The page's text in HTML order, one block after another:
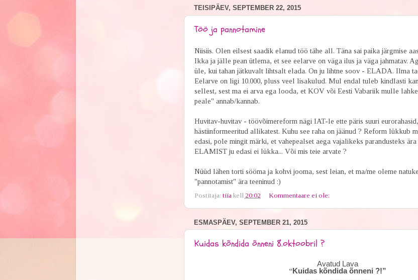
TEISIPÄEV, SEPTEMBER 22, 2015
Töö ja pannotamine
Niisiis. Olen eilsest saadik elanud töö tähe all. Täna sai paika järgmise
Ikka ja jälle pean ütlema, et see eelarve on väga ilus ja väga jahmatav.
üle, kui tahan jätkuvalt lihtsalt elada. On ju lihtne soov - ELADA. Ilma
Eelarve on ligi 10.000, pluss veel lisakulud. Mul endal tuleb kindlasti
sellest, sest ma ei arva ega looda, et KOV või Eesti Vabariik mulle
peale" annab/kannab.
Huvitav-huvitav - töövõimereform nägi IAT-le ette päris suuri
hästiinformeeritud allikatest. Kuhu see raha on jäänud ? Reform lükkub
edasi, pole mingit märki, et vahepealset aega vajalikeks parandusteks
ELAMIST ju edasi ei lükka... Või mis teie arvate ?
Nüüd lähen torti sööma ja kohvi jooma, sest leian, et ma/me oleme
"pannotamist" ära teeninud :)
Postitaja: tiia kell 20:02 Kommentaare ei ole:
ESMASPÄEV, SEPTEMBER 21, 2015
Kuidas kõndida õnneni 8.oktoobril ?
Avatud Lava
“Kuidas kõndida õnneni ?!”